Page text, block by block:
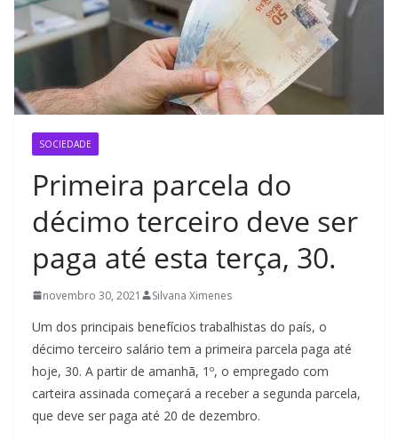
SOCIEDADE
Primeira parcela do
décimo terceiro deve ser
paga até esta terça, 30.
novembro 30, 2021 Silvana Ximenes
Um dos principais benefícios trabalhistas do país, o
décimo terceiro salário tem a primeira parcela paga até
hoje, 30. A partir de amanhã, 1º, o empregado com
carteira assinada começará a receber a segunda parcela,
que deve ser paga até 20 de dezembro.